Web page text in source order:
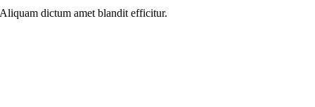
Aliquam dictum amet blandit efficitur.